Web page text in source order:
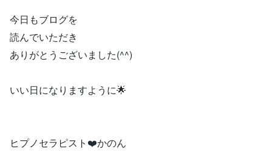
今日もブログを
読んでいただき
ありがとうございました(^^)
いい日になりますように🌟
ヒプノセラピスト❤️かのん